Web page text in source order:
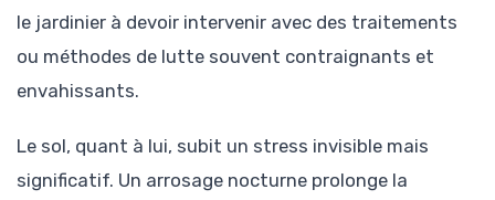
le jardinier à devoir intervenir avec des traitements
ou méthodes de lutte souvent contraignants et
envahissants.
Le sol, quant à lui, subit un stress invisible mais
significatif. Un arrosage nocturne prolonge la